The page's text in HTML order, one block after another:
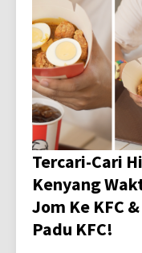
Tercari-Cari
Kenyang
Jom Ke KFC
Padu KFC!